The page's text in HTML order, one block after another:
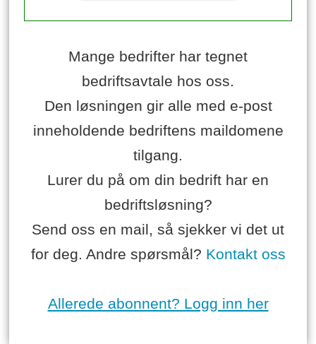
Mange bedrifter har tegnet
bedriftsavtale hos oss.
Den løsningen gir alle med e-post
inneholdende bedriftens maildomene
tilgang.
Lurer du på om din bedrift har en
bedriftsløsning?
Send oss en mail, så sjekker vi det ut
for deg. Andre spørsmål? Kontakt oss
Allerede abonnent? Logg inn her